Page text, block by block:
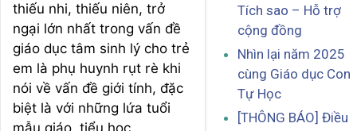
thiếu nhi, thiếu niên, trở
ngại lớn nhất trong vấn đề
giáo dục tâm sinh lý cho trẻ
em là phụ huynh rụt rè khi
nói về vấn đề giới tính, đặc
biệt là với những lứa tuổi
mẫu giáo, tiểu học.
Tích sao – Hỗ trợ
cộng đồng
Nhìn lại năm 2025
cùng Giáo dục Con
Tự Học
[THÔNG BÁO] Điều